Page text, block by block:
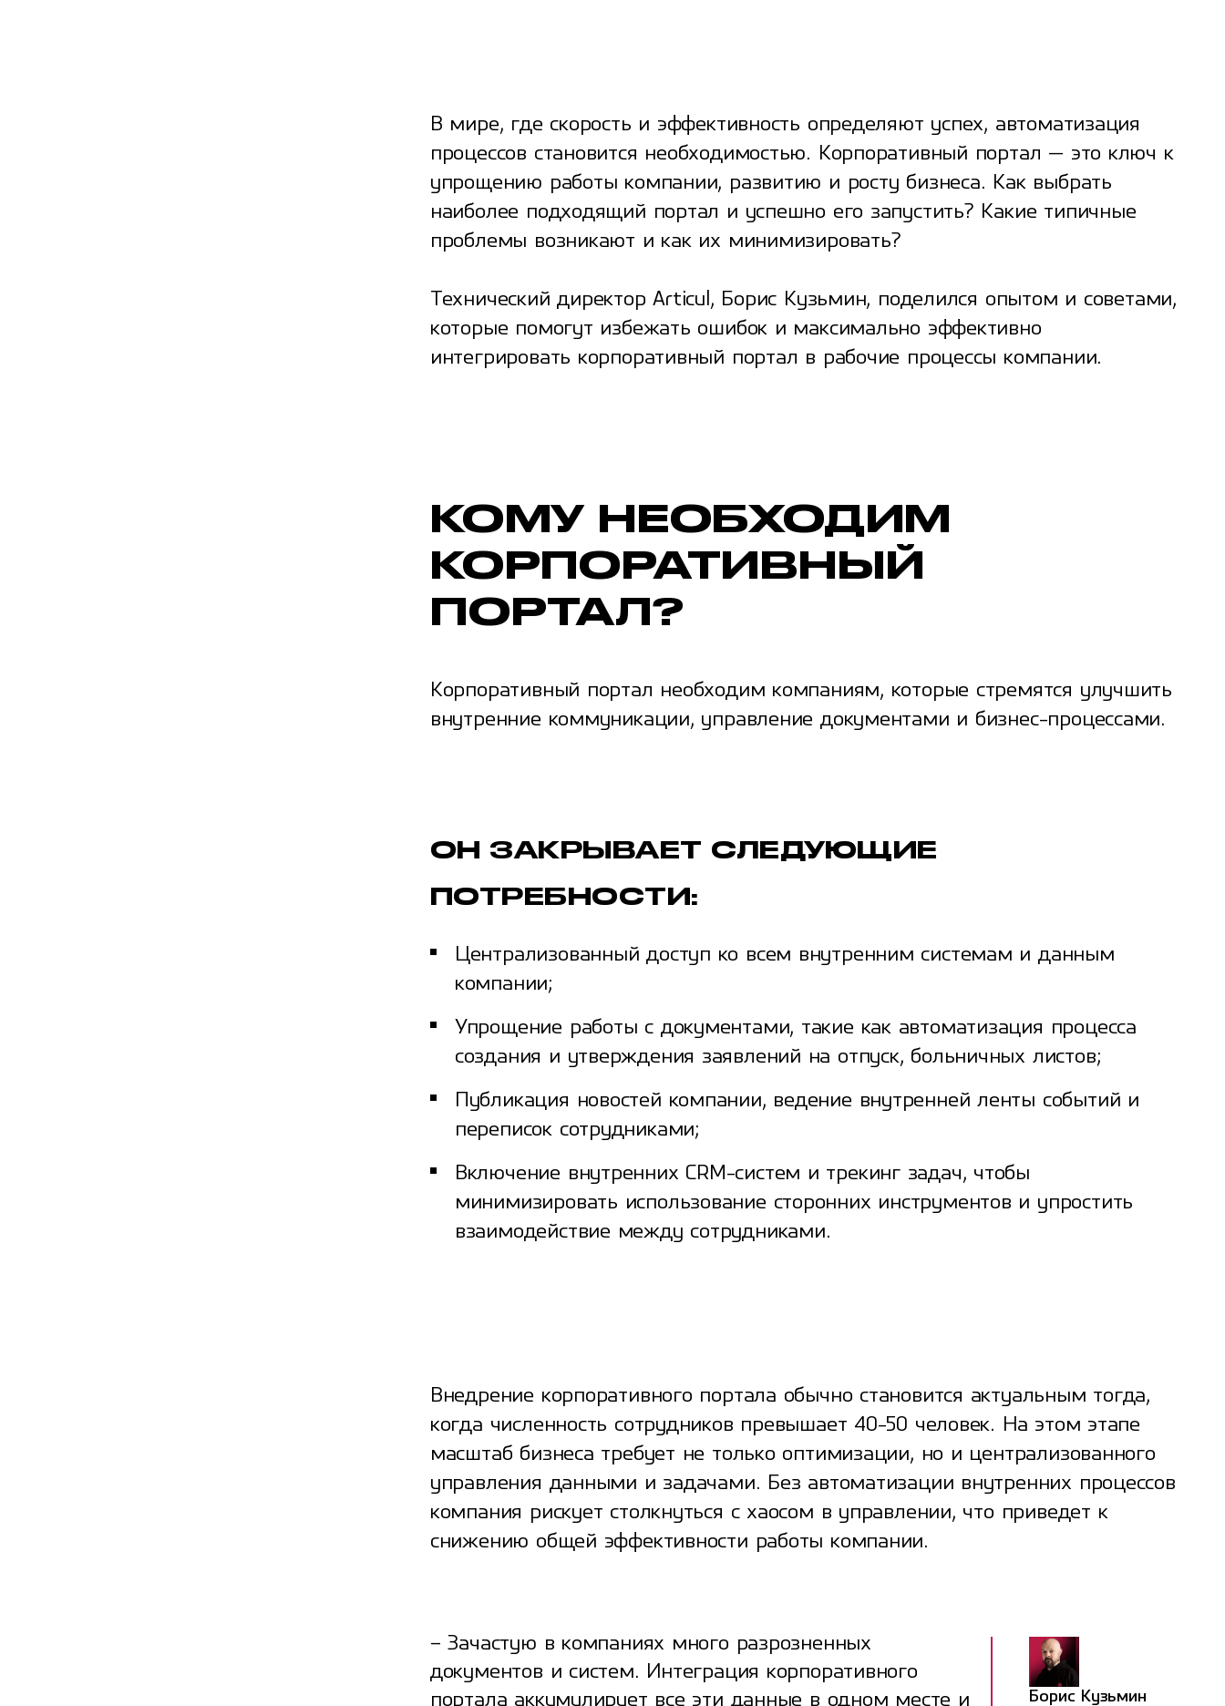
В мире, где скорость и эффективность определяют успех, автоматизация
процессов становится необходимостью. Корпоративный портал — это ключ к
упрощению работы компании, развитию и росту бизнеса. Как выбрать
наиболее подходящий портал и успешно его запустить? Какие типичные
проблемы возникают и как их минимизировать?
Технический директор Articul, Борис Кузьмин, поделился опытом и советами,
которые помогут избежать ошибок и максимально эффективно
интегрировать корпоративный портал в рабочие процессы компании.
КОМУ НЕОБХОДИМ
КОРПОРАТИВНЫЙ
ПОРТАЛ?
Корпоративный портал необходим компаниям, которые стремятся улучшить
внутренние коммуникации, управление документами и бизнес-процессами.
ОН ЗАКРЫВАЕТ СЛЕДУЮЩИЕ
ПОТРЕБНОСТИ:
Централизованный доступ ко всем внутренним системам и данным
компании;
Упрощение работы с документами, такие как автоматизация процесса
создания и утверждения заявлений на отпуск, больничных листов;
Публикация новостей компании, ведение внутренней ленты событий и
переписок сотрудниками;
Включение внутренних CRM-систем и трекинг задач, чтобы
минимизировать использование сторонних инструментов и упростить
взаимодействие между сотрудниками.
Внедрение корпоративного портала обычно становится актуальным тогда,
когда численность сотрудников превышает 40-50 человек. На этом этапе
масштаб бизнеса требует не только оптимизации, но и централизованного
управления данными и задачами. Без автоматизации внутренних процессов
компания рискует столкнуться с хаосом в управлении, что приведет к
снижению общей эффективности работы компании.
– Зачастую в компаниях много разрозненных
документов и систем. Интеграция корпоративного
портала аккумулирует все эти данные в одном месте и
Борис Кузьмин